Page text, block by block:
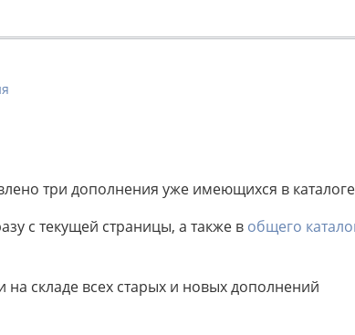
три дополнения уже имеющихся в
с текущей страницы, а также в общего
складе всех старых и новых дополнений